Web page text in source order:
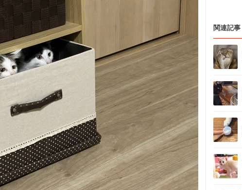
関連記事